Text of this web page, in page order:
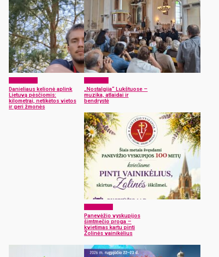
Danieliaus kelionė aplink
Lietuvą pėsčiomis:
kilometrai, netikėtos vietos
ir geri žmonės
„Nostalgija“ Lukštuose –
muzika, atlaidai ir
bendrystė
Panevėžio vyskupijos
šimtmečio proga –
kvietimas kartu pinti
Žolinės vainikėlius